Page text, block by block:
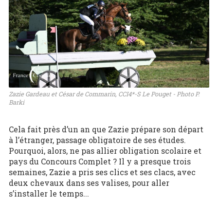
Zazie Gardeau et César de Commarin, CCI4*-S Le Pouget - Photo P.
Barki
Cela fait près d’un an que Zazie prépare son départ
à l’étranger, passage obligatoire de ses études.
Pourquoi, alors, ne pas allier obligation scolaire et
pays du Concours Complet ? Il y a presque trois
semaines, Zazie a pris ses clics et ses clacs, avec
deux chevaux dans ses valises, pour aller
s’installer le temps...